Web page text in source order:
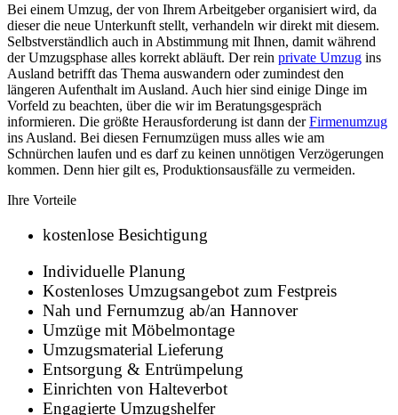
Bei einem Umzug, der von Ihrem Arbeitgeber organisiert wird, da
dieser die neue Unterkunft stellt, verhandeln wir direkt mit diesem.
Selbstverständlich auch in Abstimmung mit Ihnen, damit während
der Umzugsphase alles korrekt abläuft. Der rein private Umzug ins
Ausland betrifft das Thema auswandern oder zumindest den
längeren Aufenthalt im Ausland. Auch hier sind einige Dinge im
Vorfeld zu beachten, über die wir im Beratungsgespräch
informieren. Die größte Herausforderung ist dann derFirmenumzug
ins Ausland. Bei diesen Fernumzügen muss alles wie am
Schnürchen laufen und es darf zu keinen unnötigen Verzögerungen
kommen. Denn hier gilt es, Produktionsausfälle zu vermeiden.
Ihre Vorteile
kostenlose Besichtigung
Individuelle Planung
Kostenloses Umzugsangebot zum Festpreis
Nah und Fernumzug ab/an Hannover
Umzüge mit Möbelmontage
Umzugsmaterial Lieferung
Entsorgung & Entrümpelung
Einrichten von Halteverbot
Engagierte Umzugshelfer